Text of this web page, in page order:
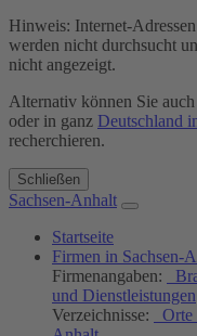
Hinweis: Internet-
werden nicht durchsucht
nicht angezeigt.
Alternativ können Sie
oder in ganz Deutschland
recherchieren.
Schließen
Sachsen-Anhalt
Startseite
Firmen in Sachsen-
Firmenangaben:
und Dienstleistungen
Verzeichnisse:
Orte